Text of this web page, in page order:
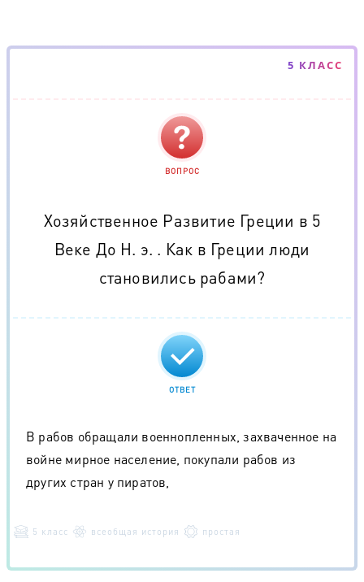
5 КЛАСС
ВОПРОС
Хозяйственное Развитие Греции в 5
Веке До Н. э. . Как в Греции люди
становились рабами?
ОТВЕТ
В рабов обращали военнопленных, захваченное на
войне мирное население, покупали рабов из
других стран у пиратов,
5 класс всеобщая история простая